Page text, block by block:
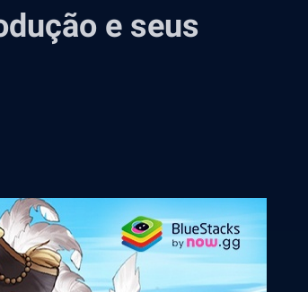
e seus